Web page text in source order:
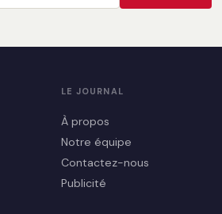
LE JOURNAL
À propos
Notre équipe
Contactez-nous
Publicité